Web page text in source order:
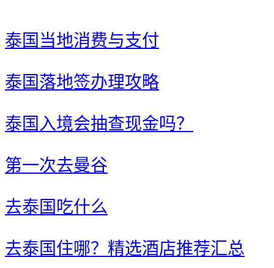
泰国当地消费与支付
泰国落地签办理攻略
泰国入境会抽查现金吗？
第一次去曼谷
去泰国吃什么
去泰国住哪？精选酒店推荐汇总